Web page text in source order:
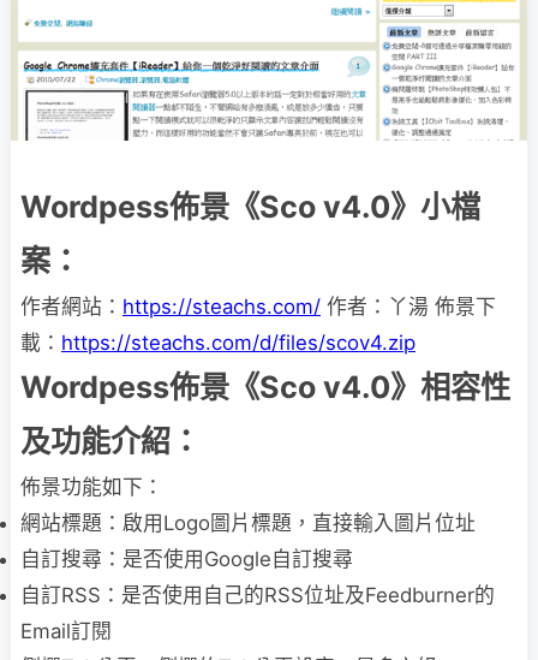
Wordpess佈景《Sco v4.0》小檔
案：
作者網站： https://steachs.com/ 作者：丫湯 佈景下
載： https://steachs.com/d/files/scov4.zip
Wordpess佈景《Sco v4.0》相容性
及功能介紹：
佈景功能如下：
網站標題：啟用Logo圖片標題，直接輸入圖片位址
自訂搜尋：是否使用Google自訂搜尋
自訂RSS：是否使用自己的RSS位址及Feedburner的
Email訂閱